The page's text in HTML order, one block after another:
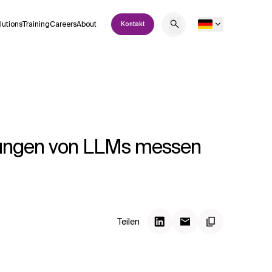
TrainingCareersAbout Kontakt
von LLMs messen
Teilen